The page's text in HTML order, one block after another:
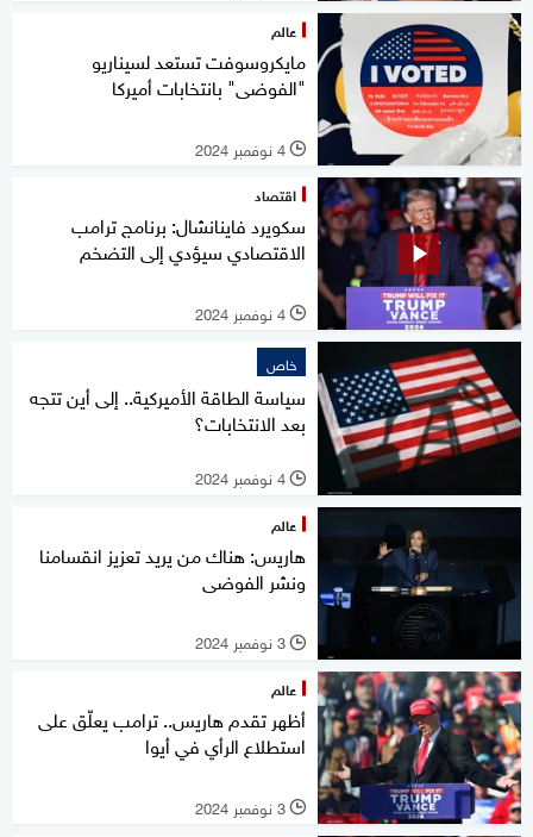
عالم
مايكروسوفت تستعد لسيناريو
"الفوضى" بانتخابات أميركا
l 4 نوفمبر 2024
اقتصاد
سكويرد فاينانشال: برنامج ترامب
الاقتصادي سيؤدي إلى التضخم
l 4 نوفمبر 2024
خاص
سياسة الطاقة الأميركية.. إلى أين تتجه
بعد الانتخابات؟
l 4 نوفمبر 2024
عالم
هاريس: هناك من يريد تعزيز انقسامنا
ونشر الفوضى
l 3 نوفمبر 2024
عالم
أظهر تقدم هاريس.. ترامب يعلّق على
استطلاع الرأي في أيوا
l 3 نوفمبر 2024